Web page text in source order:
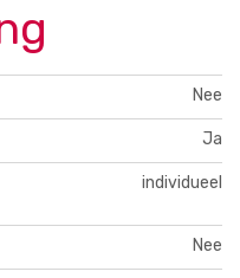
Nee
Ja
individueel
Nee